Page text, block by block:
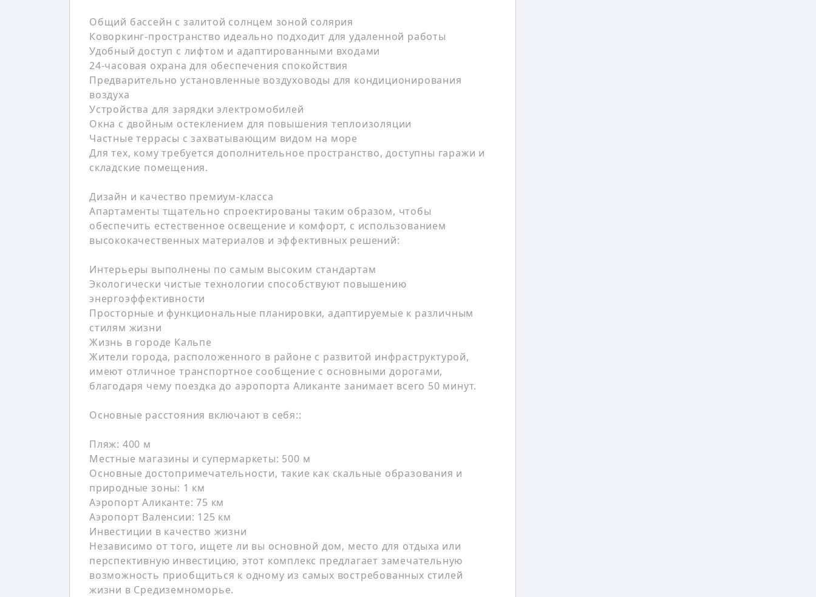
Общий бассейн с залитой солнцем зоной солярия
Коворкинг-пространство идеально подходит для удаленной работы
Удобный доступ с лифтом и адаптированными входами
24-часовая охрана для обеспечения спокойствия
Предварительно установленные воздуховоды для кондиционирования
воздуха
Устройства для зарядки электромобилей
Окна с двойным остеклением для повышения теплоизоляции
Частные террасы с захватывающим видом на море
Для тех, кому требуется дополнительное пространство, доступны гаражи и
складские помещения.
Дизайн и качество премиум-класса
Апартаменты тщательно спроектированы таким образом, чтобы
обеспечить естественное освещение и комфорт, с использованием
высококачественных материалов и эффективных решений:
Интерьеры выполнены по самым высоким стандартам
Экологически чистые технологии способствуют повышению
энергоэффективности
Просторные и функциональные планировки, адаптируемые к различным
стилям жизни
Жизнь в городе Кальпе
Жители города, расположенного в районе с развитой инфраструктурой,
имеют отличное транспортное сообщение с основными дорогами,
благодаря чему поездка до аэропорта Аликанте занимает всего 50 минут.
Основные расстояния включают в себя::
Пляж: 400 м
Местные магазины и супермаркеты: 500 м
Основные достопримечательности, такие как скальные образования и
природные зоны: 1 км
Аэропорт Аликанте: 75 км
Аэропорт Валенсии: 125 км
Инвестиции в качество жизни
Независимо от того, ищете ли вы основной дом, место для отдыха или
перспективную инвестицию, этот комплекс предлагает замечательную
возможность приобщиться к одному из самых востребованных стилей
жизни в Средиземноморье.